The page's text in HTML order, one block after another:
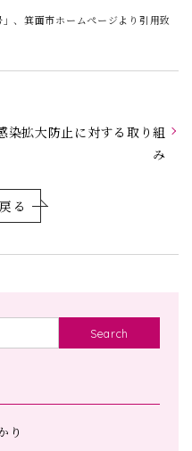
、箕面市ホームぺージより引用致
染拡大防止に対する取り組
み
る
Search
り